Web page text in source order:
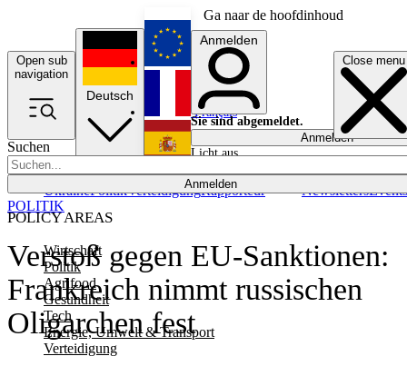
Ga naar de hoofdinhoud
Open sub
navigation
Close menu
Suchen
Anmelden
POLICY AREAS
Wirtschaft
Politik
Agrifood
Gesundheit
Tech
Energie, Umwelt & Transport
Verteidigung
UkrainePolitikVerteidigungRapporteur NewslettersEvents
Deutsch
English
Français
Anmelden
Sie sind abgemeldet.
Anmelden
Licht aus
Verstoß gegen EU-Sanktionen:
Frankreich nimmt russischen
Oligarchen fest
POLITIK